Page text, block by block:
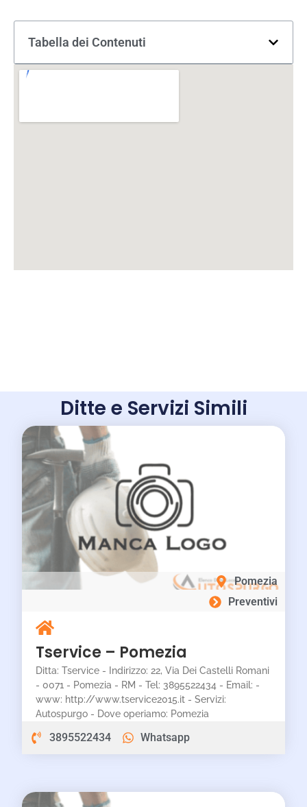
Tabella dei Contenuti
Ditte e Servizi Simili
Pomezia
Preventivi
Tservice – Pomezia
Ditta: Tservice - Indirizzo: 22, Via Dei Castelli Romani
- 0071 - Pomezia - RM - Tel: 3895522434 - Email: -
www: http://www.tservice2015.it - Servizi:
Autospurgo - Dove operiamo: Pomezia
3895522434 Whatsapp